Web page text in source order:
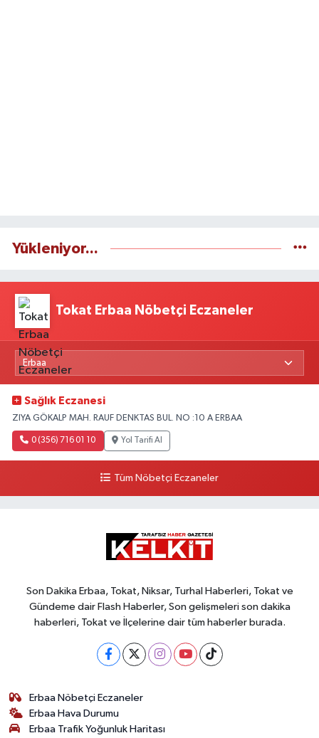
Yükleniyor...
Tokat Erbaa Nöbetçi Eczaneler
Sağlık Eczanesi
ZIYA GÖKALP MAH. RAUF DENKTAS BUL. NO :10 A ERBAA
0 (356) 716 01 10 Yol Tarifi Al
Tüm Nöbetçi Eczaneler
Son Dakika Erbaa, Tokat, Niksar, Turhal Haberleri, Tokat ve
Gündeme dair Flash Haberler, Son gelişmeleri son dakika
haberleri, Tokat ve İlçelerine dair tüm haberler burada.
Erbaa Nöbetçi Eczaneler
Erbaa Hava Durumu
Erbaa Trafik Yoğunluk Haritası